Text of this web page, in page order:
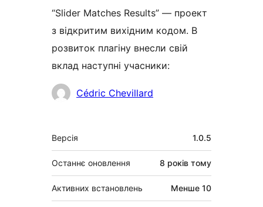
“Slider Matches Results” — проект
з відкритим вихідним кодом. В
розвиток плагіну внесли свій
вклад наступні учасники:
УчасникиCédric Chevillard
Мета
Версія 1.0.5
Останнє оновлення 8 років тому
Активних встановлень Менше 10